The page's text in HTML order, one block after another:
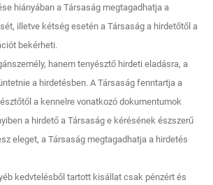
hiányában a Társaság megtagadhatja a
illetve kétség esetén a Társaság a hirdetőtől a
bekérheti.
hanem tenyésztő hirdeti eladásra, a
a hirdetésben. A Társaság fenntartja a
a kennelre vonatkozó dokumentumok
a hirdető a Társaság e kérésének észszerű
eleget, a Társaság megtagadhatja a hirdetés
kedvtelésből tartott kisállat csak pénzért és